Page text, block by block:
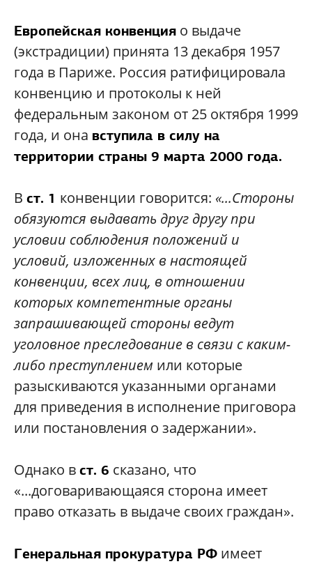
Европейская конвенция о выдаче
(экстрадиции) принята 13 декабря 1957
года в Париже. Россия ратифицировала
конвенцию и протоколы к ней
федеральным законом от 25 октября 1999
года, и она вступила в силу на
территории страны 9 марта 2000 года.
В ст. 1 конвенции говорится: «...Стороны
обязуются выдавать друг другу при
условии соблюдения положений и
условий, изложенных в настоящей
конвенции, всех лиц, в отношении
которых компетентные органы
запрашивающей стороны ведут
уголовное преследование в связи с каким-
либо преступлением или которые
разыскиваются указанными органами
для приведения в исполнение приговора
или постановления о задержании».
Однако вст. 6 сказано, что
«...договаривающаяся сторона имеет
право отказать в выдаче своих граждан».
Генеральная прокуратура РФ имеет